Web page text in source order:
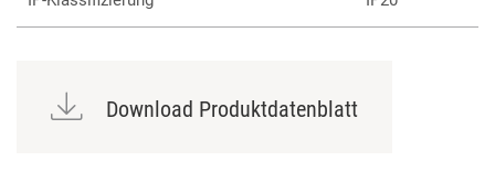
Download Produktdatenblatt